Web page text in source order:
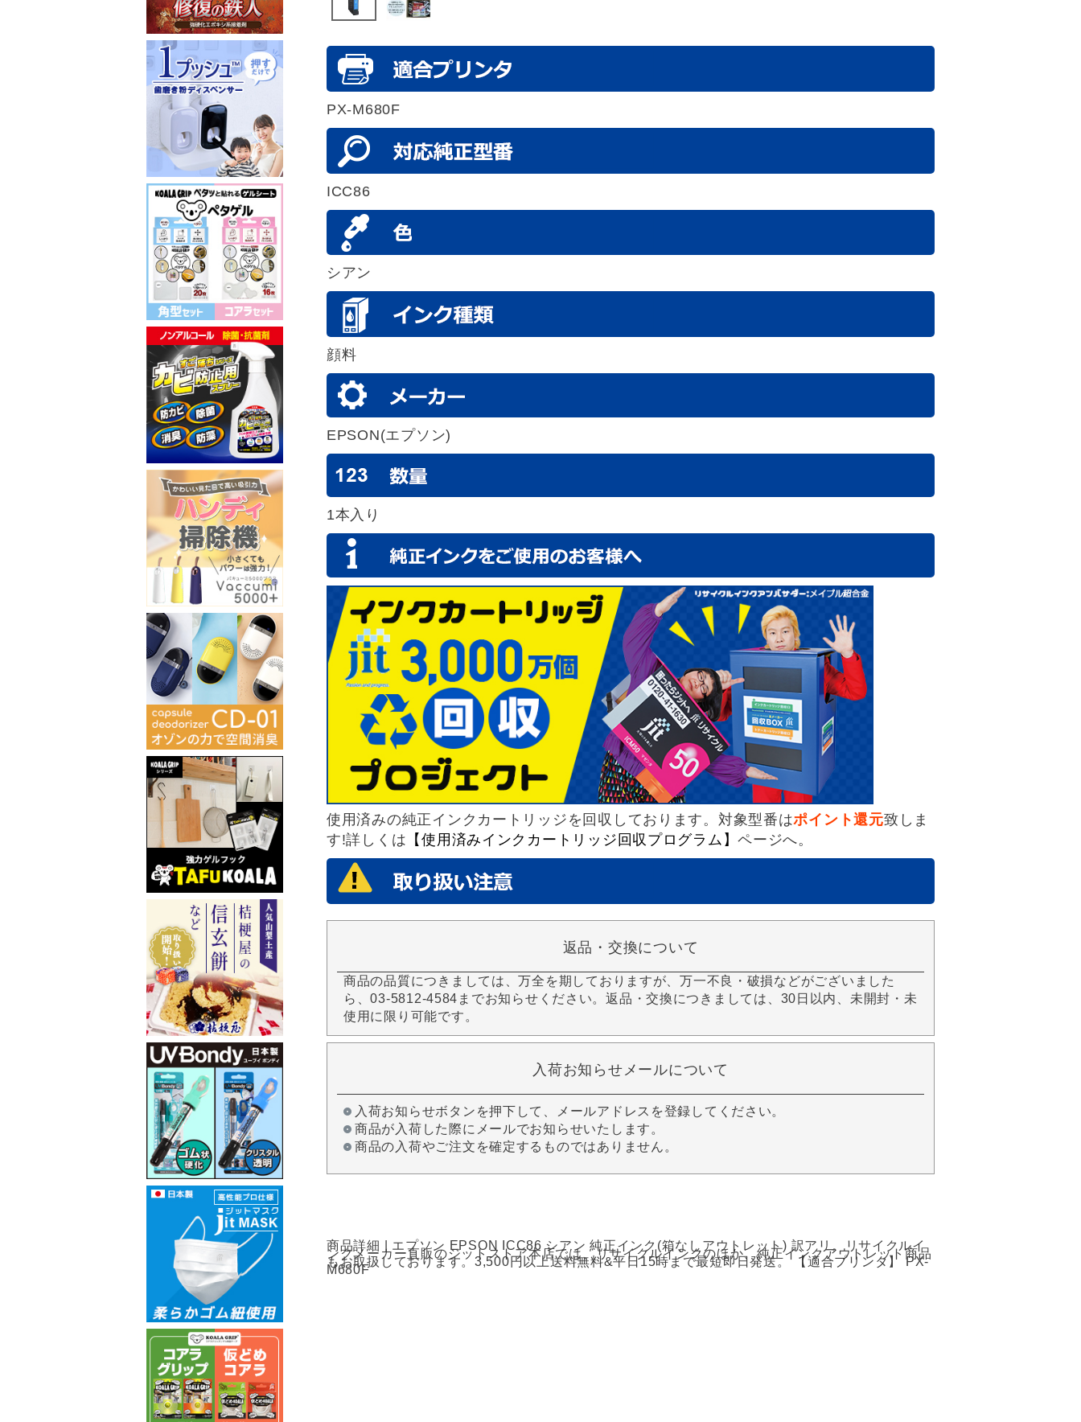
PX-M680F
ICC86
シアン
顔料
EPSON(エプソン)
1本入り
使用済みの純正インクカートリッジを回収しております。対象型番はポイント還元致しま
す!詳しくは 【使用済みインクカートリッジ回収プログラム】ページへ。
返品・交換について
商品の品質につきましては、万全を期しておりますが、万一不良・破損などがございました
ら、03-5812-4584までお知らせください。返品・交換につきましては、30日以内、未開封・未
使用に限り可能です。
入荷お知らせメールについて
入荷お知らせボタンを押下して、メールアドレスを登録してください。
商品が入荷した際にメールでお知らせいたします。
商品の入荷やご注文を確定するものではありません。
商品詳細 | エプソン EPSON ICC86 シアン 純正インク(箱なしアウトレット) 訳アリ。リサイクルイ
ンクメーカー直販のジットストア本店では、リサイクルインクのほか、純正インクアウトレット商品
もお取扱しております。3,500円以上送料無料&平日15時まで最短即日発送。 【適合プリンタ】 PX-
M680F